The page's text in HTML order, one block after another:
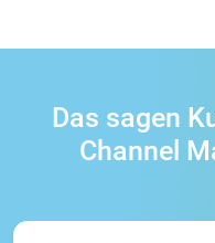
Das sagen
Channel